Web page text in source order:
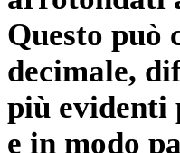
Questo può
decimale,
più evidenti
e in modo